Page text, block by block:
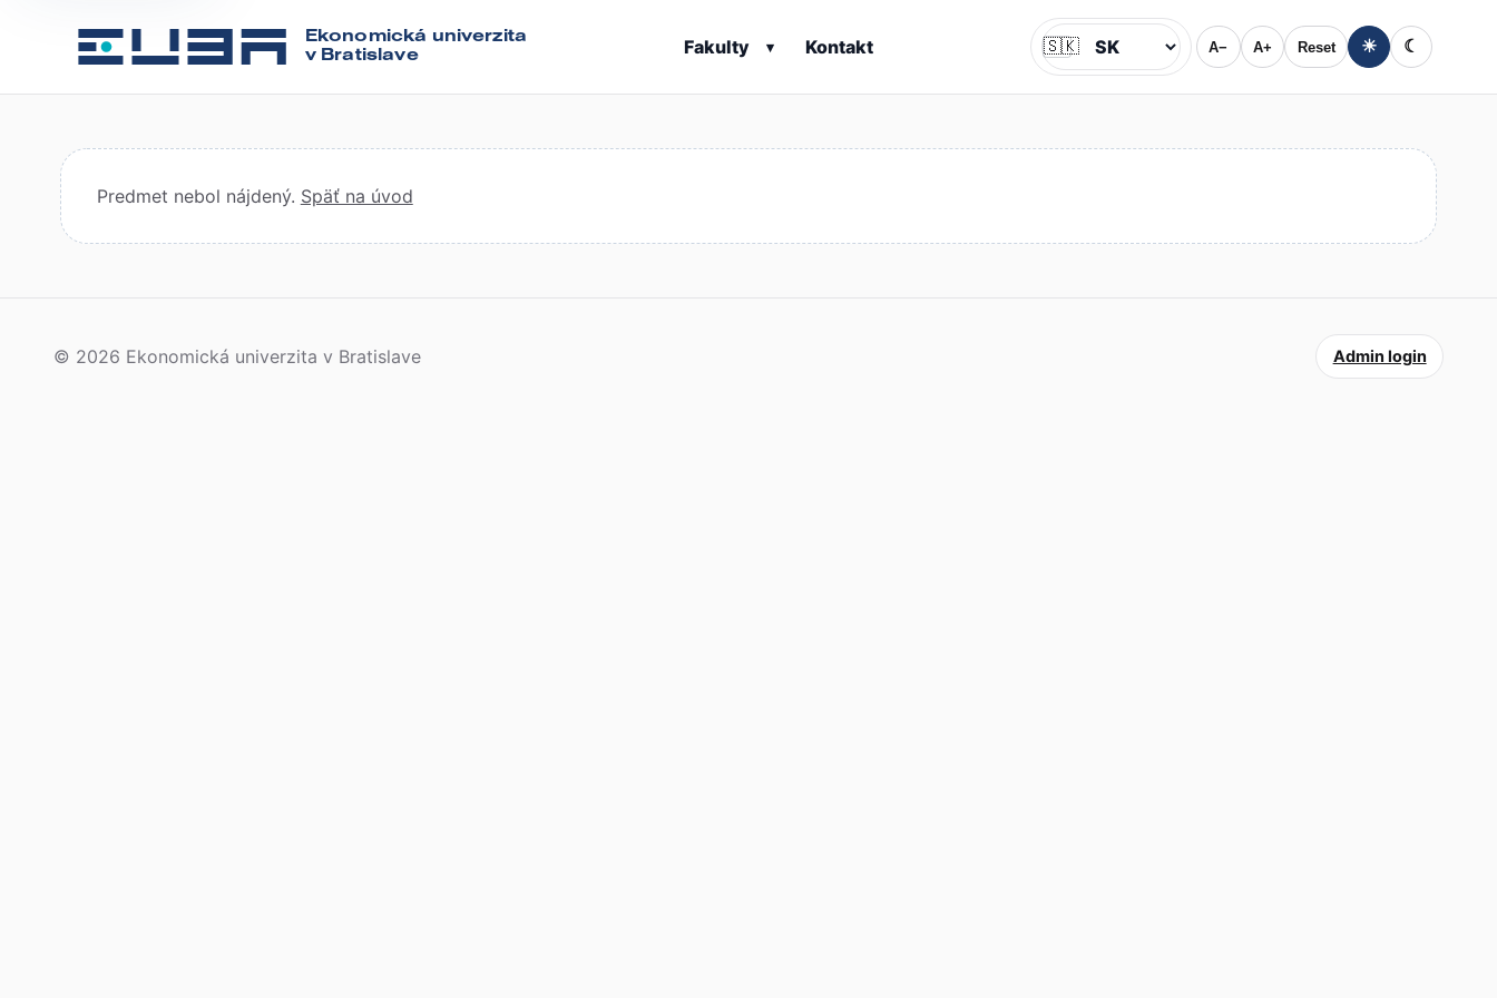
Ekonomická univerzita
v Bratislave
Fakulty ▾ Kontakt Jazyk
🇸🇰 A− A+ Reset ☀ ☾
Predmet nebol nájdený. Späť na úvod
© 2026 Ekonomická univerzita v Bratislave Admin login